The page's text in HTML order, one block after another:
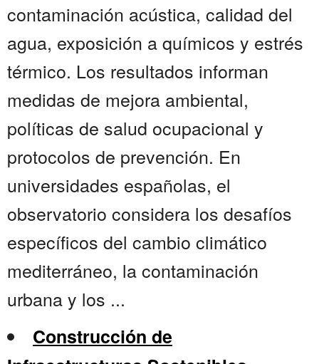
contaminación acústica, calidad del
agua, exposición a químicos y estrés
térmico. Los resultados informan
medidas de mejora ambiental,
políticas de salud ocupacional y
protocolos de prevención. En
universidades españolas, el
observatorio considera los desafíos
específicos del cambio climático
mediterráneo, la contaminación
urbana y los ...
Construcción de